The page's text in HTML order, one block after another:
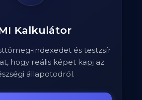
Kalkulátor
indexedet és testzsír
hogy reális képet kapj az
állapotodról.